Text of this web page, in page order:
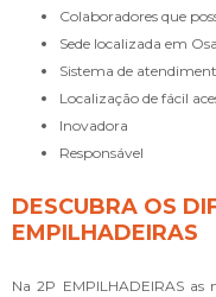
colaboradores que
sede localizada em
sistema de
localização de fácil
inovadora
responsável
DESCUBRA OS
EMPILHADEIRAS
Na 2P EMPILHADEIRAS as